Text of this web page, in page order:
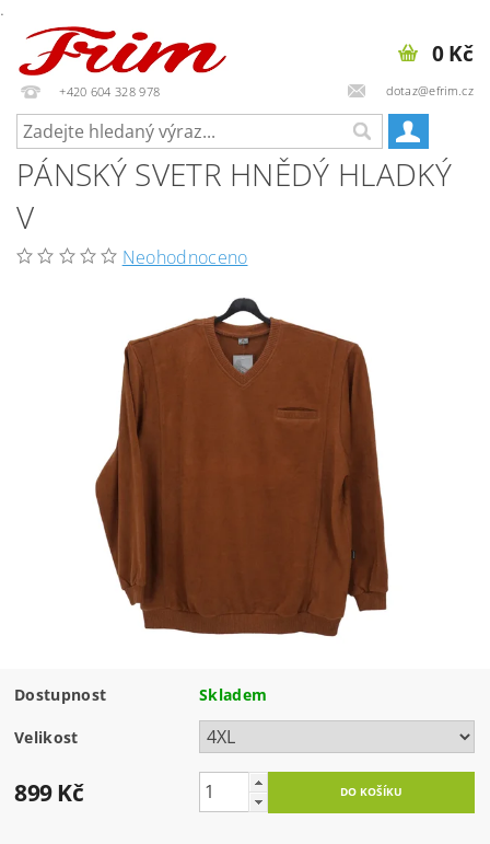
.
+420 604 328 978 dotaz@efrim.cz
0 Kč
PÁNSKÝ SVETR HNĚDÝ HLADKÝ
V
Neohodnoceno
Dostupnost Skladem
Velikost
899 Kč